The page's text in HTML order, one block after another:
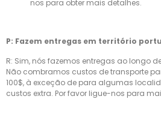
nos para obter mais detalhes.
P: Fazem entregas em território
R: Sim, nós fazemos entregas ao longo
Não combramos custos de transporte
100$, à exceção de para algumas
custos extra. Por favor ligue-nos para